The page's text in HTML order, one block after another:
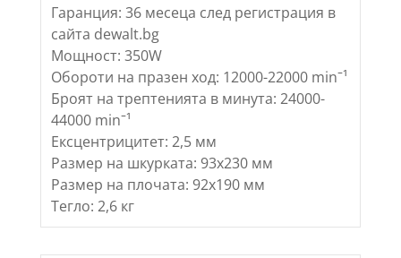
Гаранция: 36 месеца след регистрация в
сайта dewalt.bg
Мощност: 350W
Обороти на празен ход: 12000-22000 minˉ¹
Броят на трептенията в минута: 24000-
44000 minˉ¹
Ексцентрицитет: 2,5 мм
Размер на шкурката: 93х230 мм
Размер на плочата: 92х190 мм
Тегло: 2,6 кг